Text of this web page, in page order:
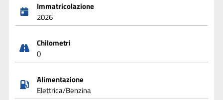
Immatricolazione
2026
Chilometri
0
Alimentazione
Elettrica/Benzina